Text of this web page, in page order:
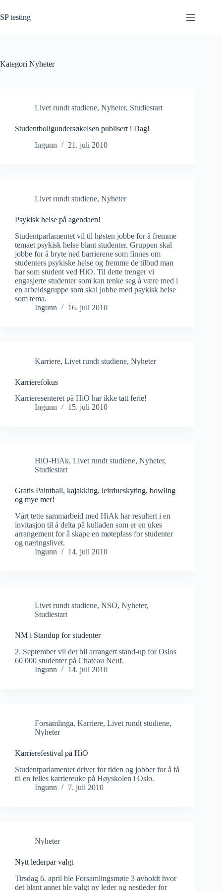
til
innholdet
SP testing
Kategori Nyheter
Livet rundt studiene, Nyheter, Studiestart
Studentboligundersøkelsen publisert i Dag!
Ingunn
21. juli 2010
Livet rundt studiene, Nyheter
Psykisk helse på agendaen!
Studentparlamentet vil til høsten jobbe for å fremme
temaet psykisk helse blant studenter. Gruppen skal
jobbe for å bryte ned barrierene som finnes om
studenters psykiske helse og fremme de tilbud man
har som student ved HiO. Til dette trenger vi
engasjerte studenter som kan tenke seg å være med i
en arbeidsgruppe som skal jobbe med psykisk helse
som tema.
Ingunn
16. juli 2010
Karriere, Livet rundt studiene, Nyheter
Karrierefokus
Karrieresenteret på HiO har ikke tatt ferie!
Ingunn
15. juli 2010
HiO-HiAk, Livet rundt studiene, Nyheter,
Studiestart
Gratis Paintball, kajakking, leirdueskyting, bowling
og mye mer!
Vårt tette sammarbeid med HiAk har resultert i en
invitasjon til å delta på kuliaden som er en ukes
arrangement for å skape en møteplass for studenter
og næringslivet.
Ingunn
14. juli 2010
Livet rundt studiene, NSO, Nyheter,
Studiestart
NM i Standup for studenter
2. September vil det bli arrangert stand-up for Oslos
60 000 studenter på Chateau Neuf.
Ingunn
14. juli 2010
Forsamlinga, Karriere, Livet rundt studiene,
Nyheter
Karrierefestival på HiO
Studentparlamentet driver for tiden og jobber for å få
til en felles karriereuke på Høyskolen i Oslo.
Ingunn
7. juli 2010
Nyheter
Nytt lederpar valgt
Tirsdag 6. april ble Forsamlingsmøte 3 avholdt hvor
det blant annet ble valgt ny leder og nestleder for